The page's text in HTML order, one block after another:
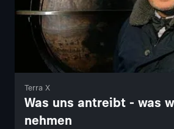
Terra X
Was uns antreibt - was
nehmen